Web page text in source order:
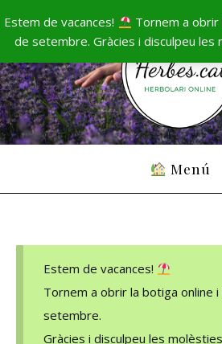
Menú
Estem de vacances!
Tornem a obrir la botiga online i
setembre.
Gràcies i disculpeu les
Estem de vacances!
Tornem a obrir
de setembre. Gràcies i disculpeu les